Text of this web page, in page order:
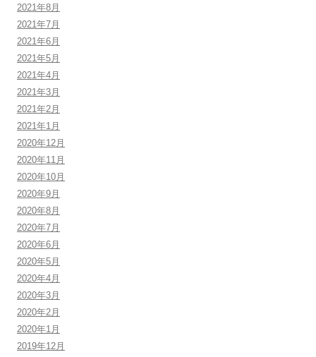
2021年8月
2021年7月
2021年6月
2021年5月
2021年4月
2021年3月
2021年2月
2021年1月
2020年12月
2020年11月
2020年10月
2020年9月
2020年8月
2020年7月
2020年6月
2020年5月
2020年4月
2020年3月
2020年2月
2020年1月
2019年12月